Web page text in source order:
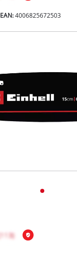
EAN:4006825672503